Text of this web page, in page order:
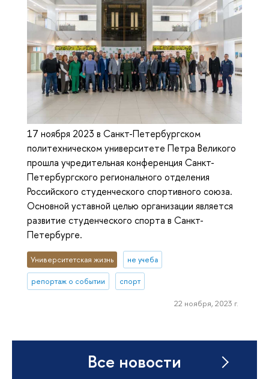
17 ноября 2023 в Санкт-Петербургском
политехническом университете Петра Великого
прошла учредительная конференция Санкт-
Петербургского регионального отделения
Российского студенческого спортивного союза.
Основной уставной целью организации является
развитие студенческого спорта в Санкт-
Петербурге.
Университетская жизнь не учеба
репортаж о событии спорт
22 ноября, 2023 г.
Все новости